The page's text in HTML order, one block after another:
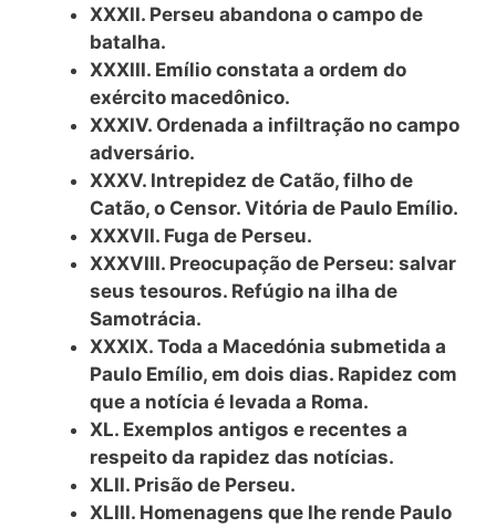
XXXII. Perseu abandona o campo de
batalha.
XXXIII. Emílio constata a ordem do
exército macedônico.
XXXIV. Ordenada a infiltração no campo
adversário.
XXXV. Intrepidez de Catão, filho de
Catão, o Censor. Vitória de Paulo Emílio.
XXXVII. Fuga de Perseu.
XXXVIII. Preocupação de Perseu: salvar
seus tesouros. Refúgio na ilha de
Samotrácia.
XXXIX. Toda a Macedónia submetida a
Paulo Emílio, em dois dias. Rapidez com
que a notícia é levada a Roma.
XL. Exemplos antigos e recentes a
respeito da rapidez das notícias.
XLII. Prisão de Perseu.
XLIII. Homenagens que lhe rende Paulo